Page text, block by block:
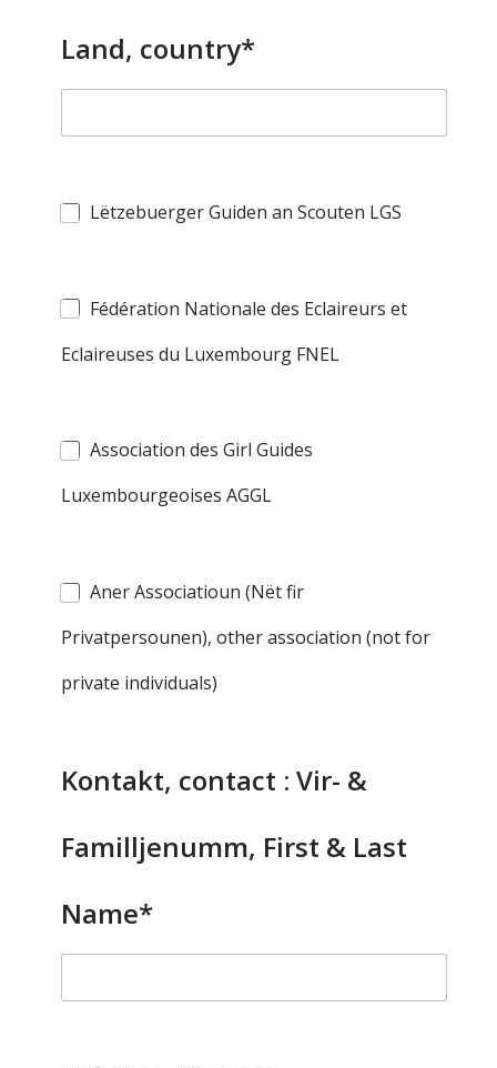
Land, country*
Lëtzebuerger Guiden an Scouten LGS
Fédération Nationale des Eclaireurs et
Eclaireuses du Luxembourg FNEL
Association des Girl Guides
Luxembourgeoises AGGL
Aner Associatioun (Nët fir
Privatpersounen), other association (not for
private individuals)
Kontakt, contact : Vir- &
Familljenumm, First & Last
Name*